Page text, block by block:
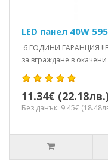
LED панел 40W
6 ГОДИНИ ГАРАНЦИЯ
за вграждане в
11.34€
Без данък: 9.45€